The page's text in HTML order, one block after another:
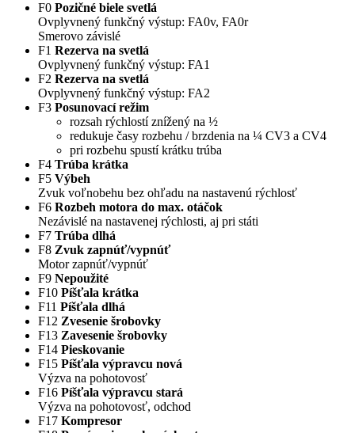
F0 Pozičné biele svetlá
Ovplyvnený funkčný výstup: FA0v, FA0r
Smerovo závislé
F1 Rezerva na svetlá
Ovplyvnený funkčný výstup: FA1
F2 Rezerva na svetlá
Ovplyvnený funkčný výstup: FA2
F3 Posunovací režim
rozsah rýchlostí znížený na ½
redukuje časy rozbehu / brzdenia na ¼ CV3 a CV4
pri rozbehu spustí krátku trúba
F4 Trúba krátka
F5 Výbeh
Zvuk voľnobehu bez ohľadu na nastavenú rýchlosť
F6 Rozbeh motora do max. otáčok
Nezávislé na nastavenej rýchlosti, aj pri státi
F7 Trúba dlhá
F8 Zvuk zapnúť/vypnúť
Motor zapnúť/vypnúť
F9 Nepoužité
F10 Píšťala krátka
F11 Píšťala dlhá
F12 Zvesenie šrobovky
F13 Zavesenie šrobovky
F14 Pieskovanie
F15 Píšťala výpravcu nová
Výzva na pohotovosť
F16 Píšťala výpravcu stará
Výzva na pohotovosť, odchod
F17 Kompresor